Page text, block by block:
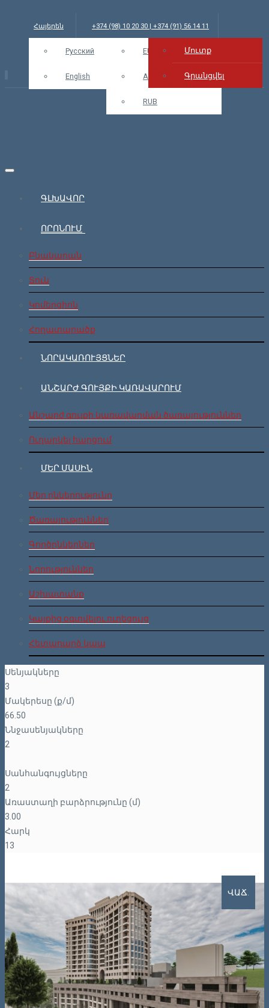
Հայերեն
Русский
English
+374 (98) 10 20 30 | +374 (91) 56 14 11
info@bars.am USD EUR
AMD
RUB
Մուտք Մուտք
Գրանցվել
ԳԼԽԱՎՈՐ
ՈՐՈՆՈՒՄ
Բնակարան
Տուն
Կոմերցիոն
Հողատարածք
ՆՈՐԱԿԱՌՈՒՅՑՆԵՐ
ԱՆՇԱՐԺ ԳՈՒՅՔԻ ԿԱՌԱՎԱՐՈՒՄ
Անշարժ գույքի կառավարման ծառայություններ
Ուղարկել հարցում
ՄԵՐ ՄԱՍԻՆ
Մեր ընկերությունը
Ծառայություններ
Գործընկերներ
Նորություններ
Աշխատանք
Կայքից օգտվելու ուղեցույց
Հետադարձ կապ
Սենյակները
3
Մակերեսը (ք/մ)
66.50
Ննջասենյակները
2
Սանհանգույցները
2
Առաստաղի բարձրությունը (մ)
3.00
Հարկ
13
ՎԱՃ.